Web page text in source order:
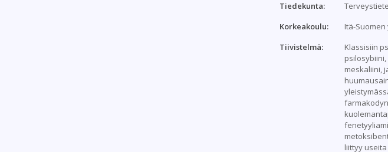
Tiedekunta:
Korkeakoulu:
Itä-
Tiivistelmä:
Klassisiin
meskaliini,
liittyy